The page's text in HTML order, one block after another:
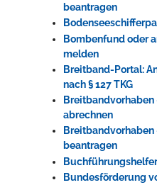
beantragen
Bombenfund oder
melden
Breitband-Portal:
nach § 127 TKG
abrechnen
beantragen
Bundesförderung